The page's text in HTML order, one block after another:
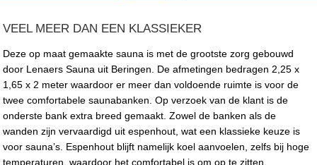
VEEL MEER DAN EEN KLASSIEKER
Deze op maat gemaakte sauna is met de grootste zorg gebouwd
door Lenaers Sauna uit Beringen. De afmetingen bedragen 2,25 x
1,65 x 2 meter waardoor er meer dan voldoende ruimte is voor de
twee comfortabele saunabanken. Op verzoek van de klant is de
onderste bank extra breed gemaakt. Zowel de banken als de
wanden zijn vervaardigd uit espenhout, wat een klassieke keuze is
voor sauna’s. Espenhout blijft namelijk koel aanvoelen, zelfs bij hoge
temperaturen, waardoor het comfortabel is om op te zitten.